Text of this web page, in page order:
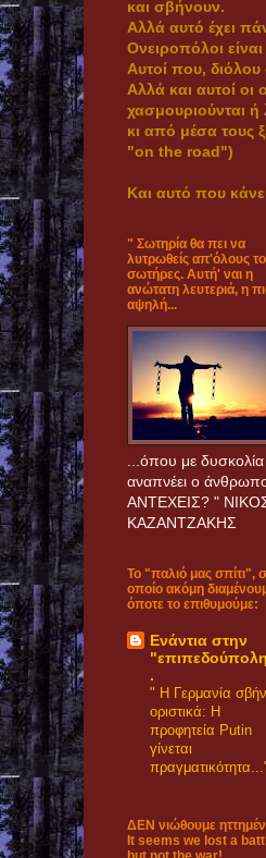
και σβήνουν.
Αλλά αυτό έχει
Ονειροπόλοι
Αυτοί που,
Αλλά και αυτοί
χασμουριούνται
κι από μέσα τους
"on the road")
Και αυτό που
" Σωτηρία θα πει να
λυτρωθείς απ'όλους
σωτήρες. Αυτή' ναι η
ανώτατη λευτεριά, η
αψηλή...
...όπου με δυσκολία
αναπνέει ο
ANTEXEΙΣ? "
ΚΑΖΑΝΤΖΑΚΗΣ
Το "παλιό μας σπίτι",
οποίο ακόμη
όποτε το επιθυμούμε:
Eνάντια στην
.
" Η Γερμανία
οριστικά: Η
προφητεία Putin
γίνεται
ΔΕΝ νιώθουμε
It seems we lost a